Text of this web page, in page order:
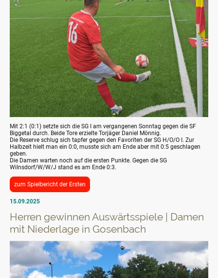
Mit 2:1 (0:1) setzte sich die SG I am vergangenen Sonntag gegen die SF
Biggetal durch. Beide Tore erzielte Torjäger Daniel Mönnig.
Die Reserve schlug sich tapfer gegen den Favoriten der SG H/O/O I. Zur
Halbzeit hielt man ein 0:0, musste sich am Ende aber mit 0:5 geschlagen
geben.
Die Damen warten noch auf die ersten Punkte. Gegen die SG
Wilnsdorf/W/W/J stand es am Ende 0:3.
zum Spielbericht der Ersten
15.09.2025
Herren gewinnen Auswärtsspiele | Damen
mit Niederlage in Gosenbach